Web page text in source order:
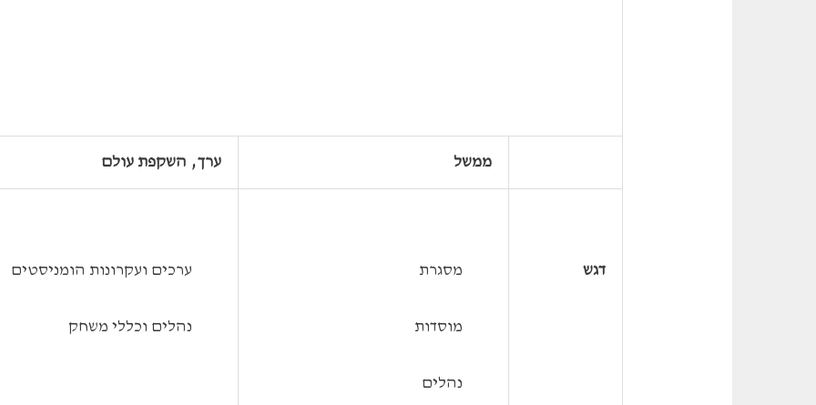
ממשל ערך, השקפת עולם
דגש  מסגרת
 מוסדות
 נהלים
 ערכים ועקרונות הומניסטים
 נהלים וכללי משחק